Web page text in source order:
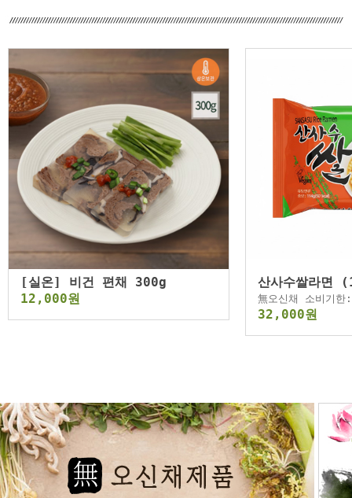
[실온] 비건 편채 300g
12,000원
산사수쌀라면
無오신채 소비기
32,000원